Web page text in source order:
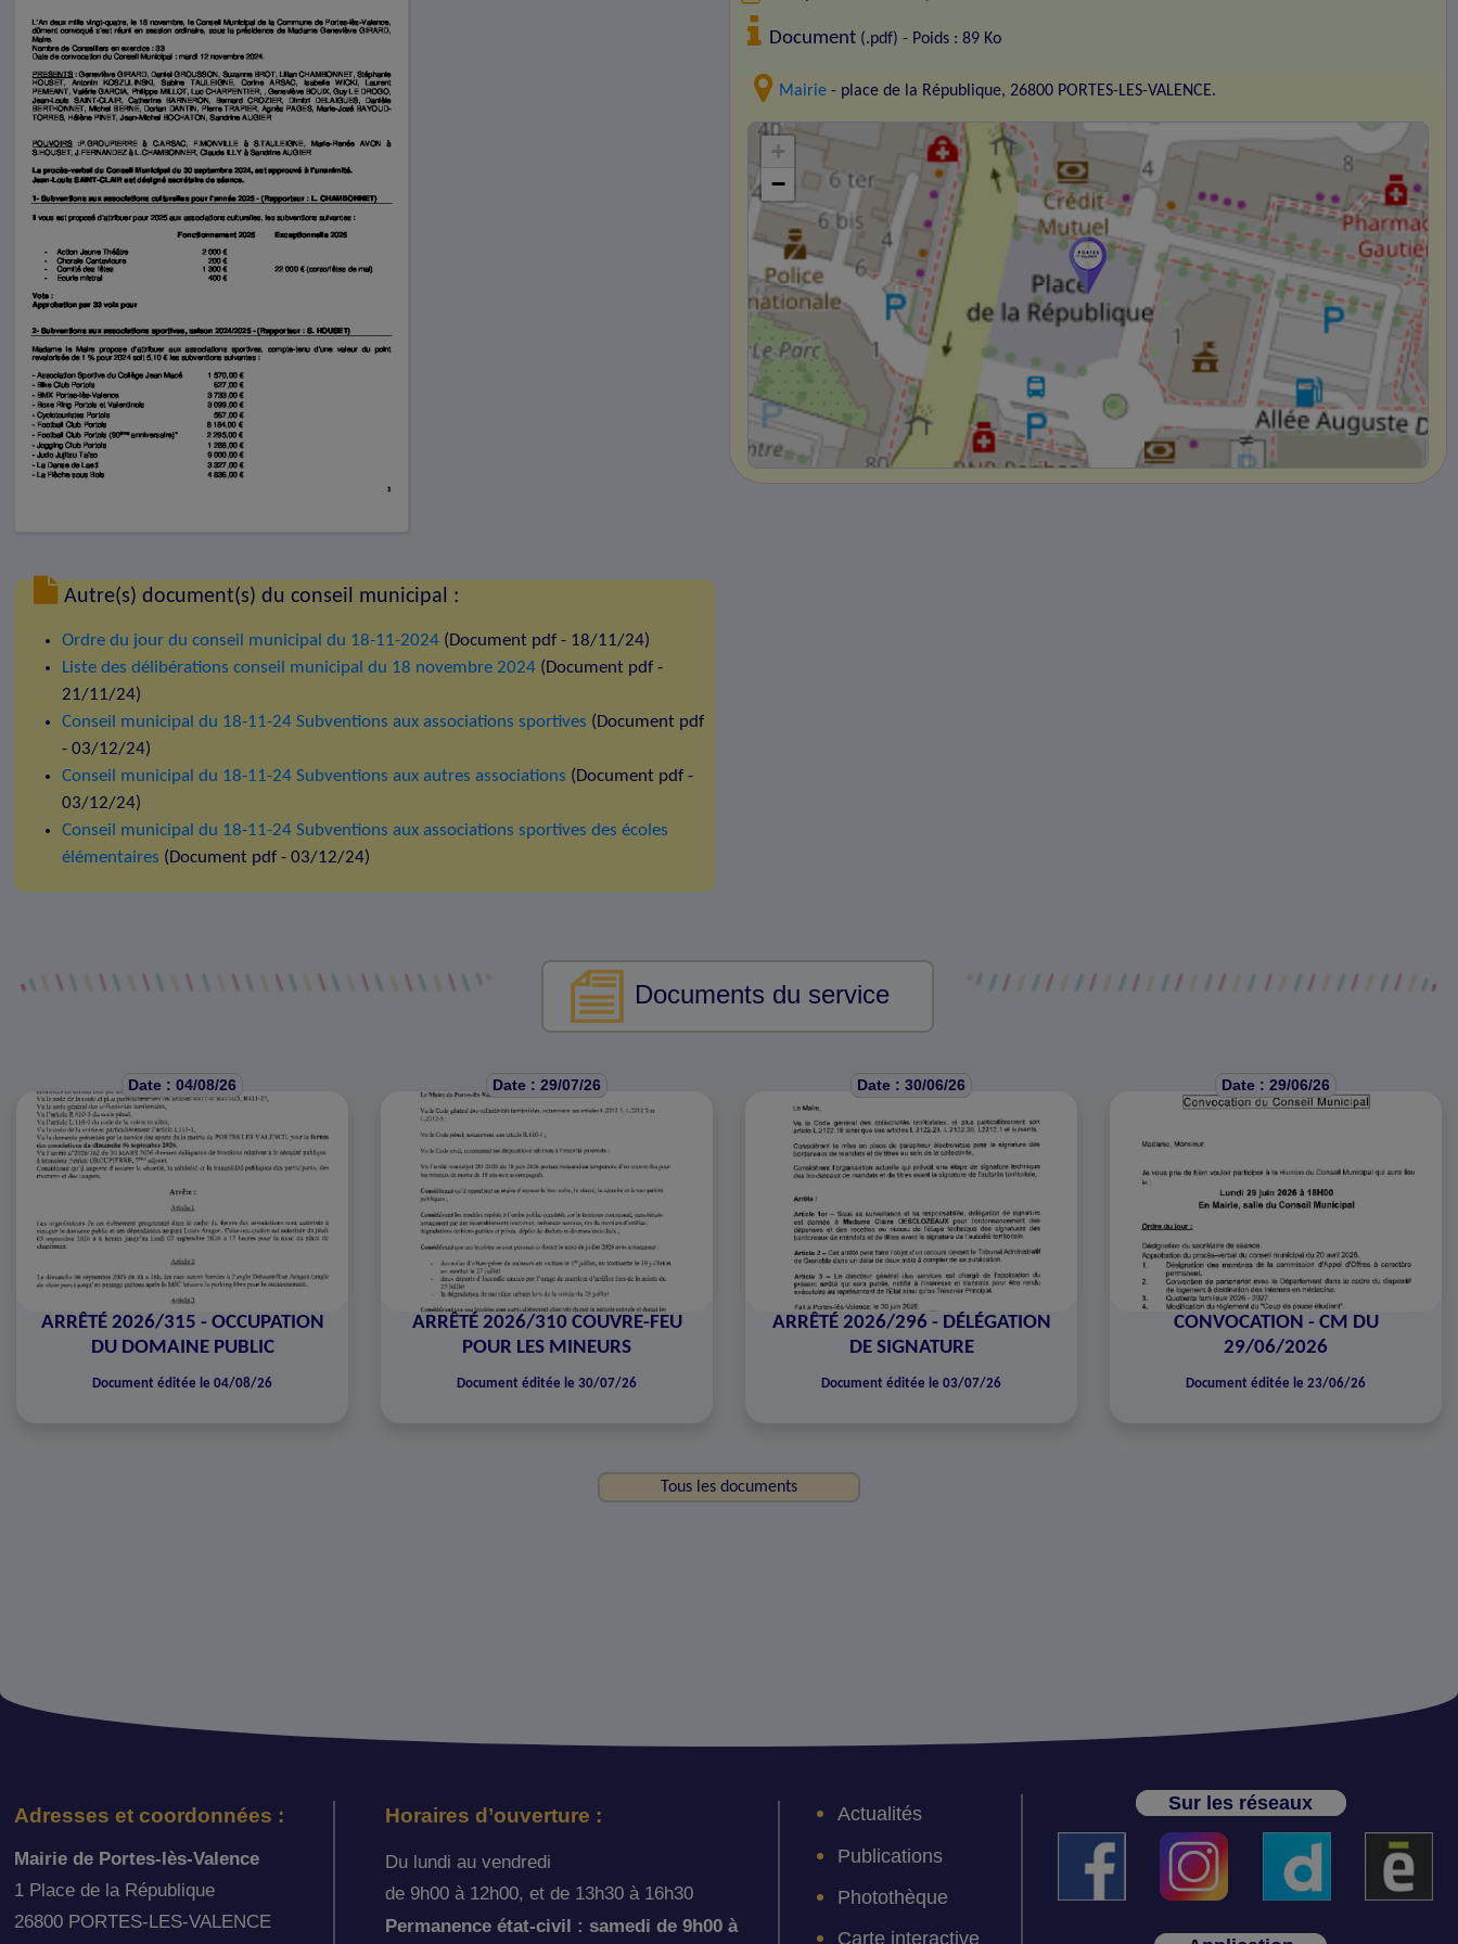
Autre(s) document(s) du conseil municipal :
Ordre du jour du conseil municipal du 18-11-2024(Document pdf - 18/11/24)
Liste des délibérations conseil municipal du 18 novembre 2024(Document pdf -
21/11/24)
Conseil municipal du 18-11-24 Subventions aux associations sportives (Document pdf
- 03/12/24)
Conseil municipal du 18-11-24 Subventions aux autres associations (Document pdf -
03/12/24)
Conseil municipal du 18-11-24 Subventions aux associations sportives des écoles
élémentaires (Document pdf - 03/12/24)
Document (.pdf) - Poids : 89 Ko
Mairie - place de la République, 26800 PORTES-LES-VALENCE.
+
−
Documents du service
Date : 04/08/26
ARRÊTÉ 2026/315 - OCCUPATION
DU DOMAINE PUBLIC
Document éditée le 04/08/26
Date : 29/07/26
ARRÊTÉ 2026/310 COUVRE-FEU
POUR LES MINEURS
Document éditée le 30/07/26
Date : 30/06/26
ARRÊTÉ 2026/296 - DÉLÉGATION
DE SIGNATURE
Document éditée le 03/07/26
Date : 29/06/26
CONVOCATION - CM DU
29/06/2026
Document éditée le 23/06/26
Tous les documents
Adresses et coordonnées :
Mairie de Portes-lès-Valence
1 Place de la République
26800 PORTES-LES-VALENCE
Horaires d’ouverture :
Du lundi au vendredi
de 9h00 à 12h00, et de 13h30 à 16h30
Permanence état-civil : samedi de 9h00 à
Actualités
Publications
Photothèque
Carte interactive
Sur les réseaux